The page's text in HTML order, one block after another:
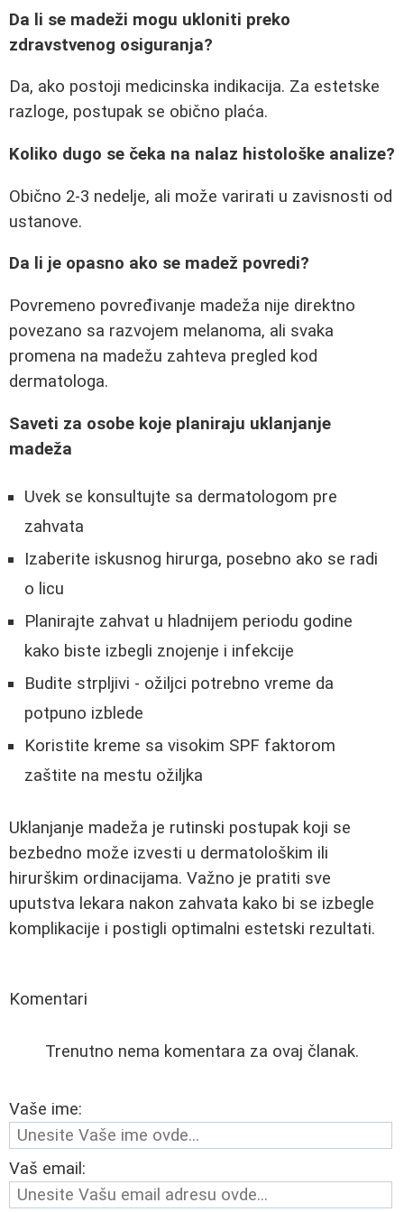
Da li se madeži mogu ukloniti preko
zdravstvenog osiguranja?
Da, ako postoji medicinska indikacija. Za estetske
razloge, postupak se obično plaća.
Koliko dugo se čeka na nalaz histološke analize?
Obično 2-3 nedelje, ali može varirati u zavisnosti od
ustanove.
Da li je opasno ako se madež povredi?
Povremeno povređivanje madeža nije direktno
povezano sa razvojem melanoma, ali svaka
promena na madežu zahteva pregled kod
dermatologa.
Saveti za osobe koje planiraju uklanjanje
madeža
Uvek se konsultujte sa dermatologom pre
zahvata
Izaberite iskusnog hirurga, posebno ako se radi
o licu
Planirajte zahvat u hladnijem periodu godine
kako biste izbegli znojenje i infekcije
Budite strpljivi - ožiljci potrebno vreme da
potpuno izblede
Koristite kreme sa visokim SPF faktorom
zaštite na mestu ožiljka
Uklanjanje madeža je rutinski postupak koji se
bezbedno može izvesti u dermatološkim ili
hirurškim ordinacijama. Važno je pratiti sve
uputstva lekara nakon zahvata kako bi se izbegle
komplikacije i postigli optimalni estetski rezultati.
Komentari
Trenutno nema komentara za ovaj članak.
Vaše ime:
Vaš email: